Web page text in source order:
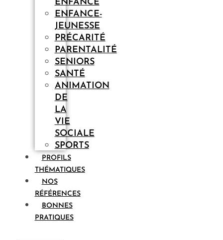
ENFANCE
ENFANCE-
JEUNESSE
PRÉCARITÉ
PARENTALITÉ
SENIORS
SANTÉ
ANIMATION
DE
LA
VIE
SOCIALE
SPORTS
PROFILS
THÉMATIQUES
NOS
RÉFÉRENCES
BONNES
PRATIQUES